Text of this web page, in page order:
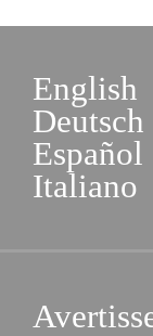
English
Deutsch
Español
Italiano